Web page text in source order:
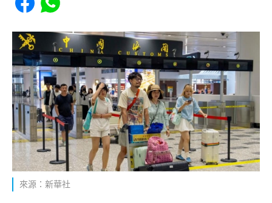
來源：新華社